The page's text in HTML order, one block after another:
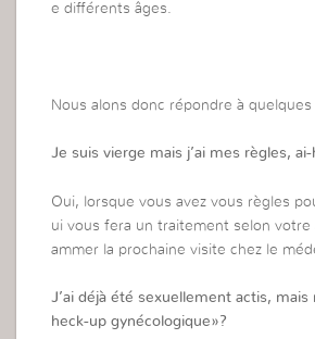
e différents âges.
Nous alons donc répondre à
Je suis vierge mais j’ai mes règles,
Oui, lorsque vous avez vous règles
ui vous fera un traitement selon
ammer la prochaine visite chez le
J’ai déjà été sexuellement actis,
heck-up gynécologique»?